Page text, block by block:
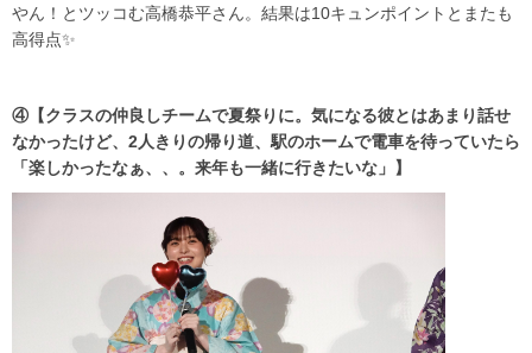
やん！とツッコむ高橋恭平さん。結果は10キュンポイントとまたも
高得点✨
④【クラスの仲良しチームで夏祭りに。気になる彼とはあまり話せ
なかったけど、2人きりの帰り道、駅のホームで電車を待っていたら
「楽しかったなぁ、、。来年も一緒に行きたいな」】